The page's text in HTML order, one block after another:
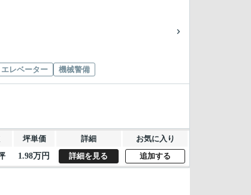
エレベーター 機械警備
坪単価 詳細 お気に入り
1.98万円 詳細を見る 追加する